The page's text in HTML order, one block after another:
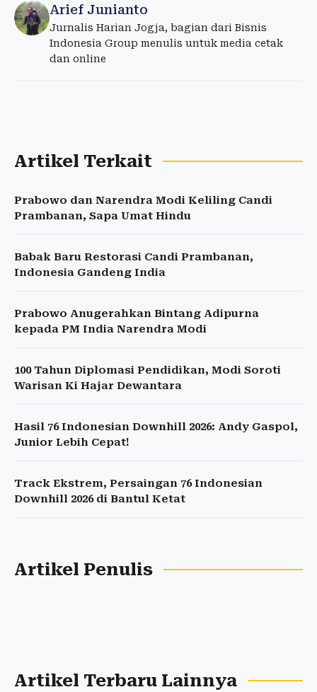
Arief Junianto
Jurnalis Harian Jogja, bagian dari Bisnis
Indonesia Group menulis untuk media cetak
dan online
Artikel Terkait
Prabowo dan Narendra Modi Keliling Candi
Prambanan, Sapa Umat Hindu
Babak Baru Restorasi Candi Prambanan,
Indonesia Gandeng India
Prabowo Anugerahkan Bintang Adipurna
kepada PM India Narendra Modi
100 Tahun Diplomasi Pendidikan, Modi Soroti
Warisan Ki Hajar Dewantara
Hasil 76 Indonesian Downhill 2026: Andy Gaspol,
Junior Lebih Cepat!
Track Ekstrem, Persaingan 76 Indonesian
Downhill 2026 di Bantul Ketat
Artikel Penulis
Artikel Terbaru Lainnya